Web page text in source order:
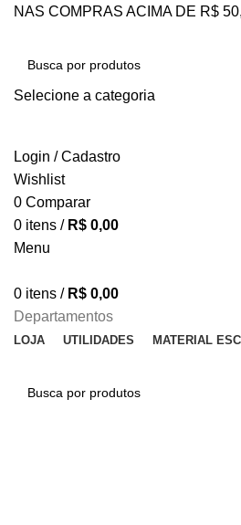
NAS COMPRAS ACIMA DE R$
Selecione a categoria
Login / Cadastro
Wishlist
0 Comparar
0 itens / R$ 0,00
Menu
0 itens / R$ 0,00
Departamentos
LOJA UTILIDADES MATERIAL